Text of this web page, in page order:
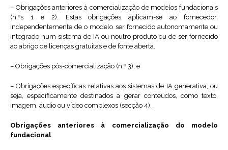
– Obrigações anteriores à comercialização de modelos fundacionais
(n.ºs 1 e 2). Estas obrigações aplicam-se ao fornecedor,
independentemente de o modelo ser fornecido autonomamente ou
integrado num sistema de IA ou noutro produto ou de ser fornecido
ao abrigo de licenças gratuitas e de fonte aberta.
– Obrigações pós-comercialização (n.º 3), e
– Obrigações específicas relativas aos sistemas de IA generativa, ou
seja, especificamente destinados a gerar conteúdos, como texto,
imagem, áudio ou vídeo complexos (secção 4).
Obrigações anteriores à comercialização do modelo
fundacional